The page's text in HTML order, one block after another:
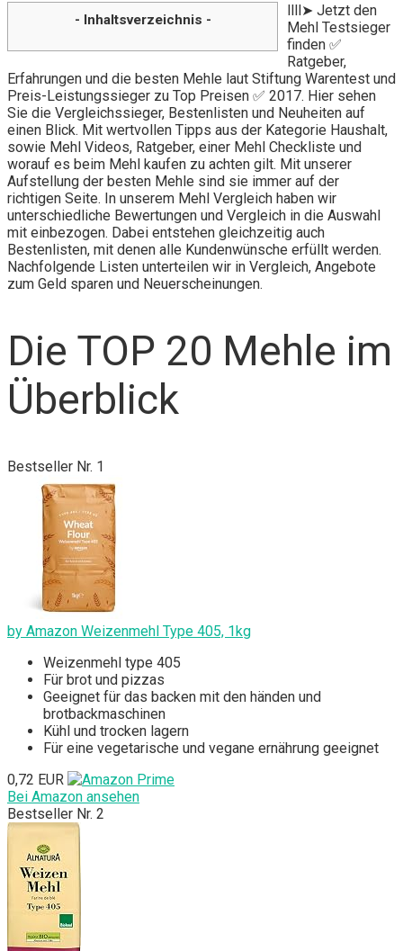
- Inhaltsverzeichnis -
llll➤ Jetzt den
Mehl Testsieger
finden ✅
Ratgeber,
Erfahrungen und die besten Mehle laut Stiftung Warentest und
Preis-Leistungssieger zu Top Preisen ✅ 2017. Hier sehen
Sie die Vergleichssieger, Bestenlisten und Neuheiten auf
einen Blick. Mit wertvollen Tipps aus der Kategorie Haushalt,
sowie Mehl Videos, Ratgeber, einer Mehl Checkliste und
worauf es beim Mehl kaufen zu achten gilt. Mit unserer
Aufstellung der besten Mehle sind sie immer auf der
richtigen Seite. In unserem Mehl Vergleich haben wir
unterschiedliche Bewertungen und Vergleich in die Auswahl
mit einbezogen. Dabei entstehen gleichzeitig auch
Bestenlisten, mit denen alle Kundenwünsche erfüllt werden.
Nachfolgende Listen unterteilen wir in Vergleich, Angebote
zum Geld sparen und Neuerscheinungen.
Die TOP 20 Mehle im
Überblick
Bestseller Nr. 1
by Amazon Weizenmehl Type 405, 1kg
Weizenmehl type 405
Für brot und pizzas
Geeignet für das backen mit den händen und
brotbackmaschinen
Kühl und trocken lagern
Für eine vegetarische und vegane ernährung geeignet
0,72 EUR
Bei Amazon ansehen
Bestseller Nr. 2